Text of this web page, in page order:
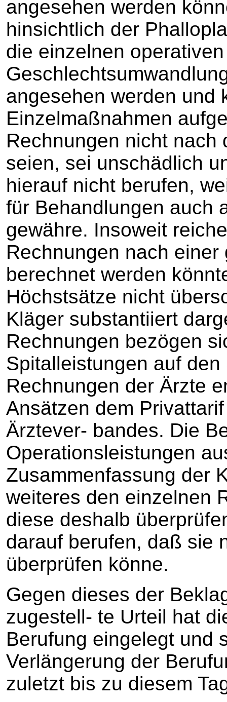
angesehen werden
hinsichtlich der
die einzelnen
angesehen werden und
Einzelmaßnahmen
Rechnungen nicht nach
seien, sei unschädlich
hierauf nicht berufen,
für Behandlungen auch
gewähre. Insoweit
Rechnungen nach
berechnet werden
Höchstsätze nicht
Kläger substantiiert
Rechnungen bezögen
Spitalleistungen auf
Rechnungen der Ärzte
Ansätzen dem
Ärztever- bandes. Die
Operationsleistungen
Zusammenfassung der
weiteres den einzelnen
diese deshalb
darauf berufen, daß sie
überprüfen könne.
Gegen dieses der
zugestell- te Urteil hat
Berufung eingelegt und
Verlängerung der
zuletzt bis zu diesem